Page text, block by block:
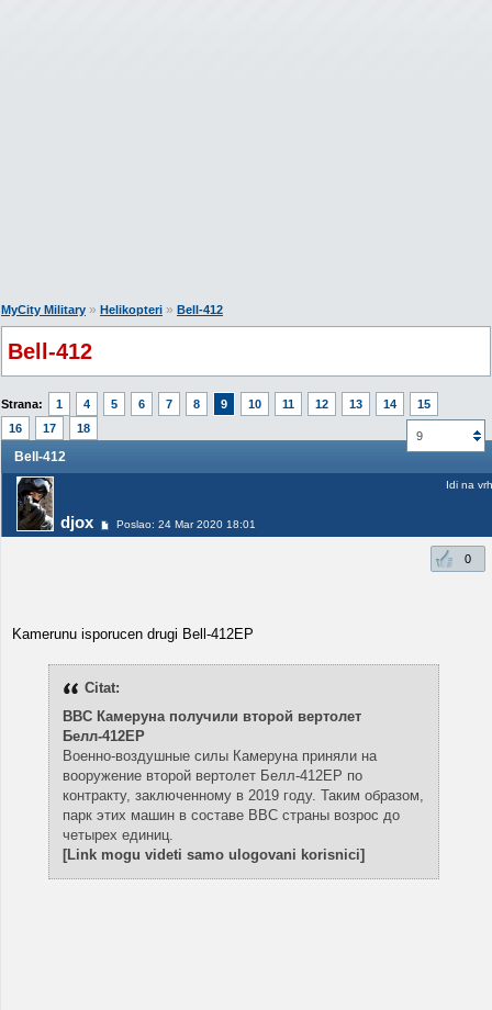
MyCity Military » Helikopteri » Bell-412
Bell-412
Strana: 1 4 5 6 7 8 9 10 11 12 13 14
15
16
17 18
9
Bell-412
djox Poslao: 24 Mar 2020 18:01
Idi na vrh
0
Kamerunu isporucen drugi Bell-412EP
Citat:
ВВС Камеруна получили второй вертолет
Белл-412EP
Военно-воздушные силы Камеруна приняли на
вооружение второй вертолет Белл-412EP по
контракту, заключенному в 2019 году. Таким образом,
парк этих машин в составе ВВС страны возрос до
четырех единиц.
[Link mogu videti samo ulogovani korisnici]